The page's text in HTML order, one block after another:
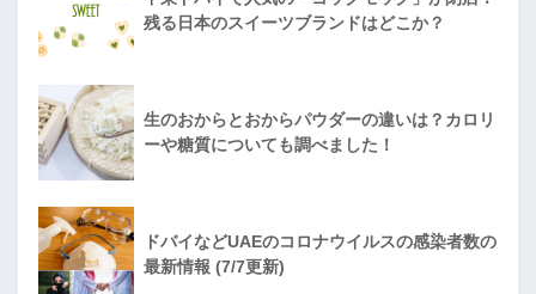
残る日本のスイーツブランドはどこか？
生のおからとおからパウダーの違いは？カロリ
ーや糖質についても調べました！
ドバイなどUAEのコロナウイルスの感染者数の
最新情報 (7/7更新)